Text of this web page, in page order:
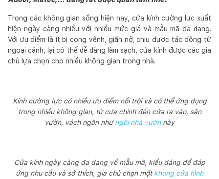
Trong các không gian sống hiện nay, cửa kính cường lực xuất
hiện ngày càng nhiều với nhiều mức giá và mẫu mã đa dạng.
Với ưu điểm là ít bị cong vênh, giãn nở, chịu được tác động từ
ngoại cảnh, lại có thể dễ dàng làm sạch, cửa kính được các gia
chủ lựa chọn cho nhiều không gian trong nhà.
Kính cường lực có nhiều ưu điểm nổi trội và có thể ứng dụng
trong nhiều không gian, từ cửa chính đến cửa ra vào, sân
vườn, vách ngăn nhưngôi nhà vườnnày
Cửa kính ngày càng đa dạng về mẫu mã, kiểu dáng để đáp
ứng nhu cầu và sở thích, gia chủ chọn một khung cửa hình